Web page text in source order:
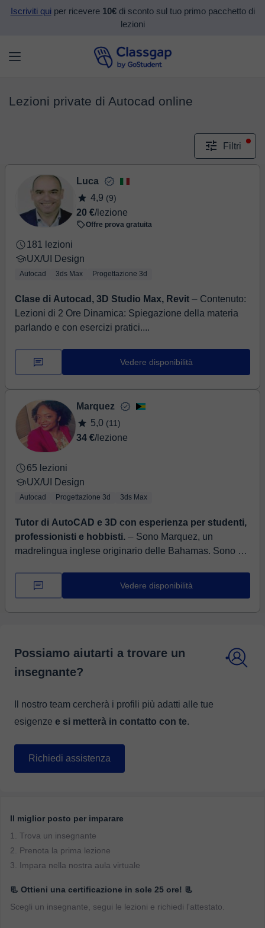
Iscriviti quiper ricevere 10€di sconto sul tuo primo pacchetto di
lezioni
Lezioni private di Autocad online
Filtri
Luca
4,9 (9)
20 €/lezione
Offre prova gratuita
181 lezioni
UX/UI Design
Autocad 3ds Max Progettazione 3d
Clase di Autocad, 3D Studio Max, Revit ⏤ Contenuto:
Lezioni di 2 Ore Dinamica: Spiegazione della materia
parlando e con esercizi pratici....
Vedere disponibilità
Marquez
5,0 (11)
34 €/lezione
65 lezioni
UX/UI Design
Autocad Progettazione 3d 3ds Max
Tutor di AutoCAD e 3D con esperienza per studenti,
professionisti e hobbisti. ⏤ Sono Marquez, un
madrelingua inglese originario delle Bahamas. Sono un
residente a Barcellona. Offr...
Vedere disponibilità
Possiamo aiutarti a trovare un
insegnante?
Il nostro team cercherà i profili più adatti alle tue
esigenze e si metterà in contatto con te.
Richiedi assistenza
Il miglior posto per imparare
1. Trova un insegnante
2. Prenota la prima lezione
3. Impara nella nostra aula virtuale
📃 Ottieni una certificazione in sole 25 ore! 📃
Scegli un insegnante, segui le lezioni e richiedi l'attestato.